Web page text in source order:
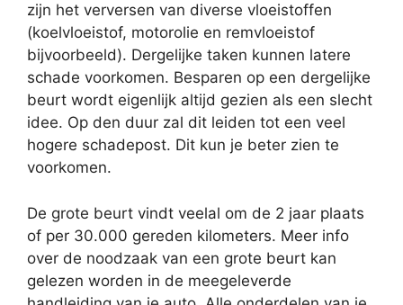
zijn het verversen van diverse vloeistoffen
(koelvloeistof, motorolie en remvloeistof
bijvoorbeeld). Dergelijke taken kunnen latere
schade voorkomen. Besparen op een dergelijke
beurt wordt eigenlijk altijd gezien als een slecht
idee. Op den duur zal dit leiden tot een veel
hogere schadepost. Dit kun je beter zien te
voorkomen.
De grote beurt vindt veelal om de 2 jaar plaats
of per 30.000 gereden kilometers. Meer info
over de noodzaak van een grote beurt kan
gelezen worden in de meegeleverde